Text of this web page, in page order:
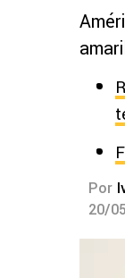
Por
20/